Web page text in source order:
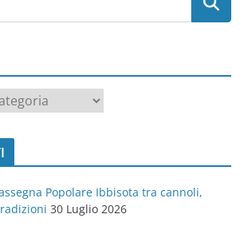
Popolare Ibbisota tra cannoli,
30 Luglio 2026